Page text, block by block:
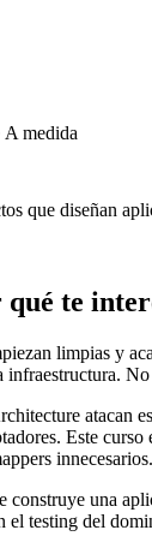
A medida
que diseñan
qué te
limpias y
atacan
Este
innecesarios.
construye una
el testing del